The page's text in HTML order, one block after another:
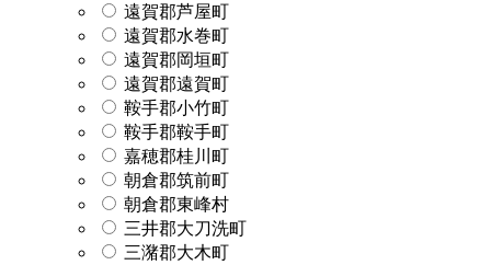
遠賀郡芦屋町
遠賀郡水巻町
遠賀郡岡垣町
遠賀郡遠賀町
鞍手郡小竹町
鞍手郡鞍手町
嘉穂郡桂川町
朝倉郡筑前町
朝倉郡東峰村
三井郡大刀洗町
三潴郡大木町